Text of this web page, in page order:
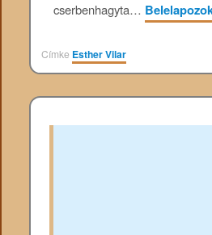
cserbenhagyta…
Címke Esther Vilar